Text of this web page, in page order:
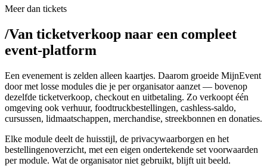
Meer dan tickets
/Van ticketverkoop naar een compleet
event-platform
Een evenement is zelden alleen kaartjes. Daarom groeide MijnEvent
door met losse modules die je per organisator aanzet — bovenop
dezelfde ticketverkoop, checkout en uitbetaling. Zo verkoopt één
omgeving ook verhuur, foodtruckbestellingen, cashless-saldo,
cursussen, lidmaatschappen, merchandise, streekbonnen en donaties.
Elke module deelt de huisstijl, de privacywaarborgen en het
bestellingenoverzicht, met een eigen ondertekende set voorwaarden
per module. Wat de organisator niet gebruikt, blijft uit beeld.